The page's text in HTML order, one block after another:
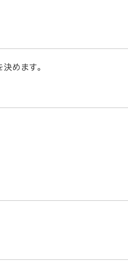
めます。